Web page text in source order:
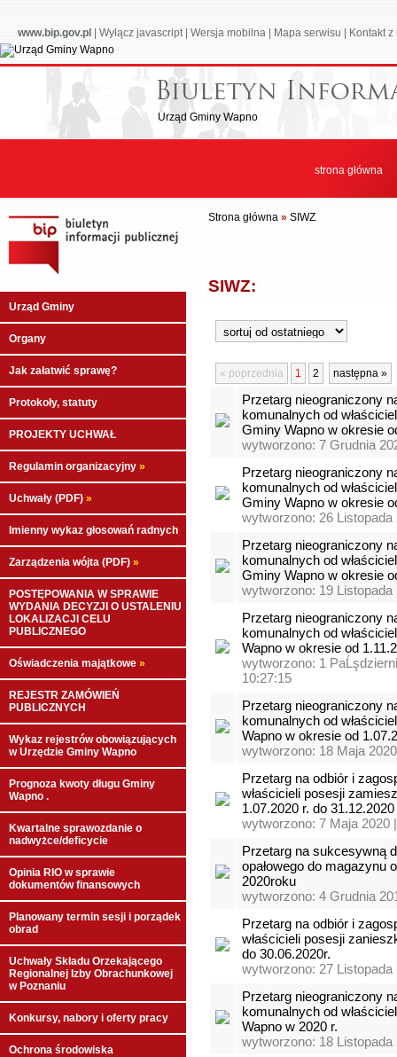
www.bip.gov.pl Wyłącz javascript| Wersja mobilna Mapa serwisu Kontakt
Urząd Gminy Wapno
strona główna
Urząd Gminy
Organy
Jak załatwić sprawę?
Protokoły, statuty
PROJEKTY UCHWAŁ
Regulamin organizacyjny »
Uchwały (PDF) »
Imienny wykaz głosowań radnych
Zarządzenia wójta (PDF) »
POSTĘPOWANIA W SPRAWIE
WYDANIA DECYZJI O USTALENIU
LOKALIZACJI CELU
PUBLICZNEGO
Oświadczenia majątkowe »
REJESTR ZAMÓWIEŃ
PUBLICZNYCH
Wykaz rejestrów obowiązujących
w Urzędzie Gminy Wapno
Prognoza kwoty długu Gminy
Wapno .
Kwartalne sprawozdanie o
nadwyżce/deficycie
Opinia RIO w sprawie
dokumentów finansowych
Planowany termin sesji i porządek
obrad
Uchwały Składu Orzekającego
Regionalnej Izby Obrachunkowej
w Poznaniu
Konkursy, nabory i oferty pracy
Ochrona środowiska
Strona główna » SIWZ
SIWZ:
« poprzednia 1 2 następna »
Przetarg nieograniczony
komunalnych od
Gminy Wapno w okresie
wytworzono: 7 Grudnia
Przetarg nieograniczony
komunalnych od
Gminy Wapno w okresie
wytworzono: 26
Przetarg nieograniczony
komunalnych od
Gminy Wapno w okresie
wytworzono: 19
Przetarg nieograniczony
komunalnych od
Wapno w okresie od
wytworzono: 1
10:27:15
Przetarg nieograniczony
komunalnych od
Wapno w okresie od
wytworzono: 18 Maja
Przetarg na odbiór i
właścicieli posesji
1.07.2020 r. do 31.12.2020
wytworzono: 7 Maja 2020
Przetarg na sukcesywną
opałowego do magazynu
2020roku
wytworzono: 4 Grudnia
Przetarg na odbiór i
właścicieli posesji
do 30.06.2020r.
wytworzono: 27
Przetarg nieograniczony
komunalnych od
Wapno w 2020 r.
wytworzono: 18